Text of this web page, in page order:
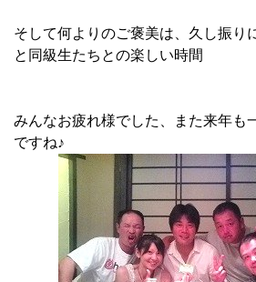
そして何よりのご褒美は、久し振り
と同級生たちとの楽しい時間
みんなお疲れ様でした、また来年も
ですね♪